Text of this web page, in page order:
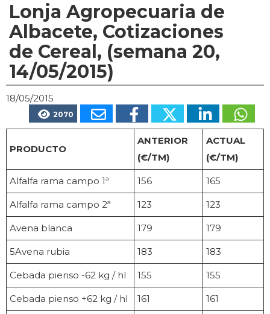
Lonja Agropecuaria de
Albacete, Cotizaciones
de Cereal, (semana 20,
14/05/2015)
18/05/2015
2070
PRODUCTO
ANTERIOR
(€/TM)
ACTUAL
(€/TM)
Alfalfa rama campo 1ª 156 165
Alfalfa rama campo 2ª 123 123
Avena blanca 179 179
5Avena rubia 183 183
Cebada pienso -62 kg / hl 155 155
Cebada pienso +62 kg / hl 161 161